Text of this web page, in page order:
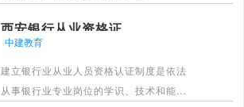
西安银行从业资格证
中建教育
建立银行业从业人员资格认证制度是依法
从事银行业专业岗位的学识、技术和能力